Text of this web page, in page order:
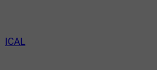
ICAL